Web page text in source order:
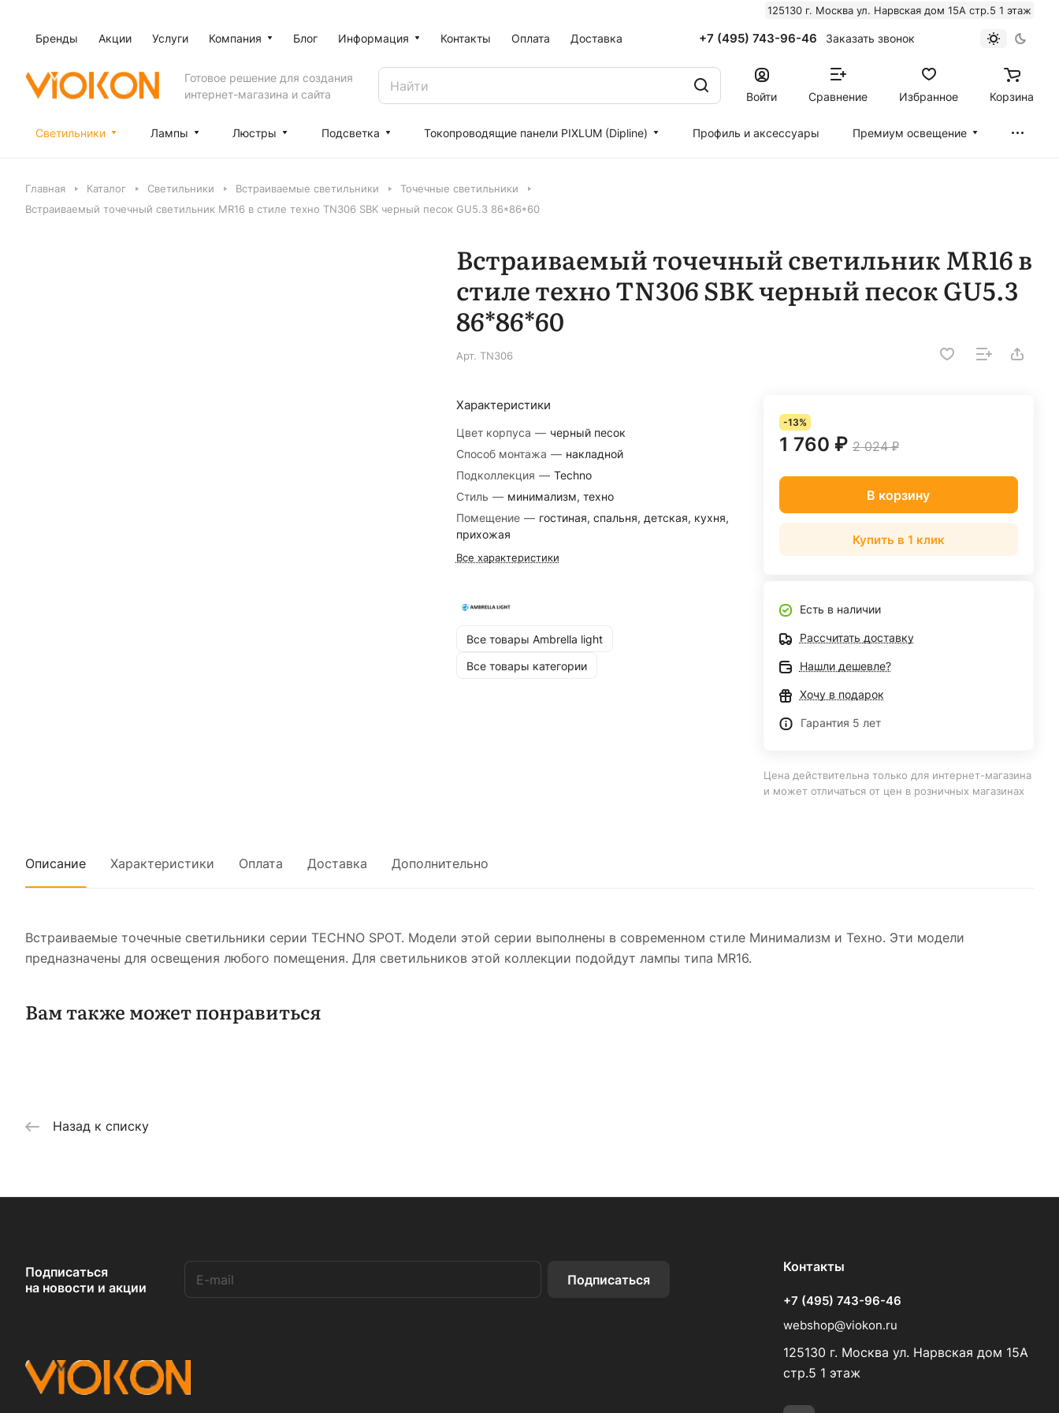
125130 г. Москва ул. Нарвская дом 15А стр.5 1 этаж
Бренды Акции Услуги Компания Блог Информация Контакты Оплата Доставка +7 (495) 743-96-46 Заказать звонок
Готовое решение для создания
интернет-магазина и сайта
Войти Сравнение Избранное Корзина
Светильники Лампы Люстры Подсветка Токопроводящие панели PIXLUM (Dipline) Профиль и аксессуары Премиум освещение
Главная Каталог Светильники Встраиваемые светильники
Точечные светильники
Встраиваемый точечный светильник MR16 в стиле техно TN306 SBK черный песок GU5.3 86*86*60
Встраиваемый точечный светильник MR16 в
стиле техно TN306 SBK черный песок GU5.3
86*86*60
Арт. TN306
Характеристики
Цвет корпуса — черный песок
Способ монтажа — накладной
Подколлекция — Techno
Стиль — минимализм, техно
Помещение — гостиная, спальня, детская, кухня,
прихожая
Все характеристики
Все товары Ambrella light
Все товары категории
-13%
1 760 ₽ 2 024 ₽
В корзину
Купить в 1 клик
Есть в наличии
Рассчитать доставку
Нашли дешевле?
Хочу в подарок
Гарантия 5 лет
Цена действительна только для интернет-магазина
и может отличаться от цен в розничных магазинах
Описание Характеристики Оплата Доставка Дополнительно
Встраиваемые точечные светильники серии TECHNO SPOT. Модели этой серии выполнены в современном стиле Минимализм и Техно. Эти модели
предназначены для освещения любого помещения. Для светильников этой коллекции подойдут лампы типа MR16.
Вам также может понравиться
Назад к списку
Подписаться
на новости и акции
Подписаться
Контакты
+7 (495) 743-96-46
webshop@viokon.ru
125130 г. Москва ул. Нарвская дом 15А
стр.5 1 этаж